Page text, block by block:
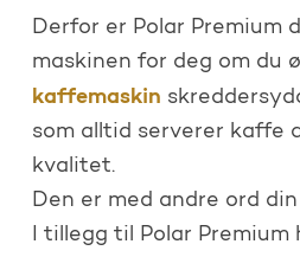
Derfor er Polar Premium
maskinen for deg om du
kaffemaskin
som alltid serverer kaffe
kvalitet.
Den er med andre ord
I tillegg til Polar Premium